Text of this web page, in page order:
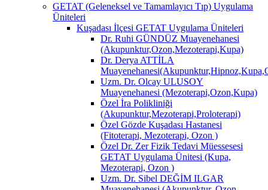
GETAT (Geleneksel ve Tamamlayıcı Tıp) Uygulama
Üniteleri
Kuşadası İlçesi GETAT Uygulama Üniteleri
Dr. Ruhi GÜNDÜZ Muayenehanesi
(Akupunktur,Ozon,Mezoterapi,Kupa)
Dr. Derya ATTİLA
Uzm. Dr. Olcay ULUSOY
Muayenehanesi (Mezoterapi,Ozon,Kupa)
Özel İra Polikliniği
(Akupunktur,Mezoterapi,Proloterapi)
Özel Gözde Kuşadası Hastanesi
(Fitoterapi, Mezoterapi, Ozon )
Özel Dr. Zer Fizik Tedavi Müessesesi
GETAT Uygulama Ünitesi (Kupa,
Mezoterapi, Ozon )
Uzm. Dr. Sibel DEĞİM ILGAR